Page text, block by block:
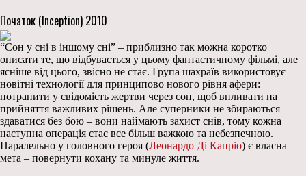
Початок (Inception) 2010
“Сон у сні в іншому сні” – приблизно так можна коротко
описати те, що відбувається у цьому фантастичному фільмі, але
ясніше від цього, звісно не стає. Група шахраїв використовує
новітні технології для принципово нового рівня афери:
потрапити у свідомість жертви через сон, щоб впливати на
прийняття важливих рішень. Але суперники не збираються
здаватися без бою – вони наймають захист снів, тому кожна
наступна операція стає все більш важкою та небезпечною.
Паралельно у головного героя (Леонардо Ді Капріо) є власна
мета – повернути кохану та минуле життя.